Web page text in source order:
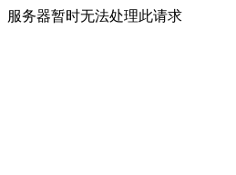
服务器暂时无法处理此请求